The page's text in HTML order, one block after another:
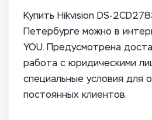
Купить Hikvision DS-
Петербурге можно в
YOU. Предусмотрена
работа с юридическими
специальные условия для
постоянных клиентов.